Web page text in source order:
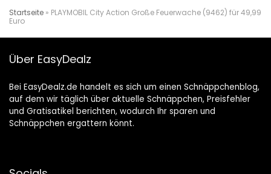
Startseite » PLAYMOBIL City Action Große Feuerwache (9462) für 49,99
Euro
Über EasyDealz
Bei EasyDealz.de handelt es sich um einen Schnäppchenblog,
auf dem wir täglich über aktuelle Schnäppchen, Preisfehler
und Gratisatikel berichten, wodurch Ihr sparen und
Schnäppchen ergattern könnt.